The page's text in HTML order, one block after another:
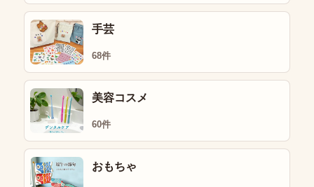
手芸
68件
美容コスメ
60件
おもちゃ